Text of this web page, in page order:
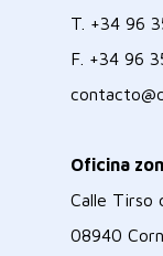
T. +34 96
F. +34 96
Oficina
Calle Tirso
08940